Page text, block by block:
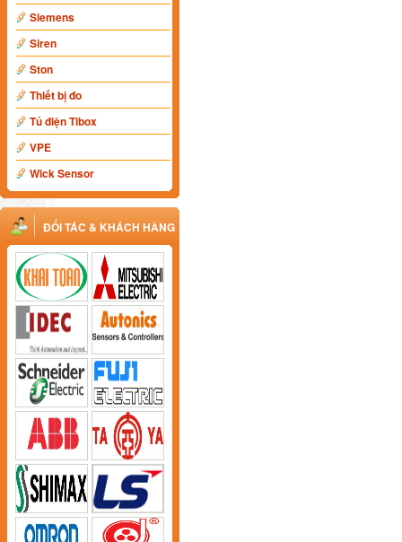
Siemens
Siren
Ston
Thiết bị đo
Tủ điện Tibox
VPE
Wick Sensor
ĐỐI TÁC & KHÁCH HÀNG